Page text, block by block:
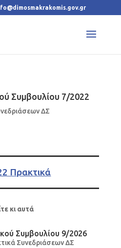
Συμβουλίου 7/2022
ΔΣ
Πρακτικά
κι αυτά
Συμβουλίου 9/2026
Συνεδριάσεων ΔΣ